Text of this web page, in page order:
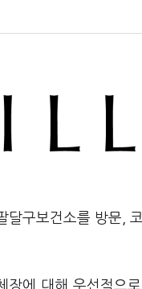
구보건소를 방문,
장에 대해 우선적으